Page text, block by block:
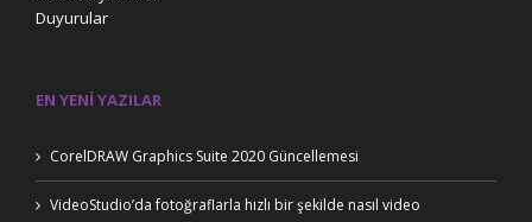
Duyurular
EN YENI YAZILAR
CorelDRAW Graphics Suite 2020 Güncellemesi
VideoStudio’da fotoğraflarla hızlı bir şekilde nasıl video